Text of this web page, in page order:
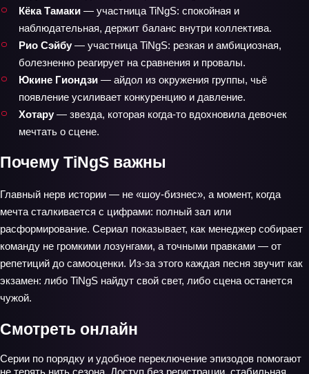
Кёка Тамаки — участница TiNgS: спокойная и
наблюдательная, держит баланс внутри коллектива.
Рио Сэйбу — участница TiNgS: резкая и амбициозная,
болезненно реагирует на сравнения и провалы.
Юкине Гиондзи — айдол из окружения группы, чьё
появление усиливает конкуренцию и давление.
Хотару — звезда, которая когда-то вдохновила девочек
мечтать о сцене.
Почему TiNgS важны
Главный нерв истории — не «шоу-бизнес», а момент, когда
мечта сталкивается с цифрами: полный зал или
расформирование. Сериал показывает, как менеджер собирает
команду не громкими лозунгами, а точными правками — от
репетиций до самооценки. Из-за этого каждая песня звучит как
экзамен: либо TiNgS найдут свой свет, либо сцена останется
чужой.
Смотреть онлайн
Серии по порядку и удобное переключение эпизодов помогают